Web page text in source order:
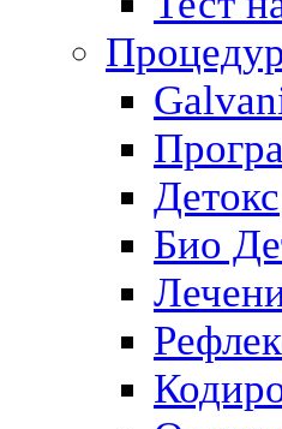
Детокс
Био